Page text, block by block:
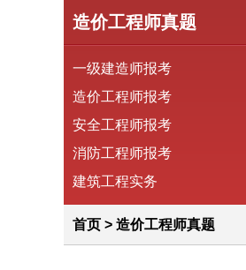
造价工程师真题
一级建造师报考
造价工程师报考
安全工程师报考
消防工程师报考
建筑工程实务
首页 > 造价工程师真题